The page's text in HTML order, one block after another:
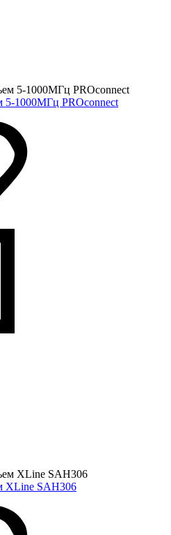
5-1000МГц PROconnect
XLine SAH306